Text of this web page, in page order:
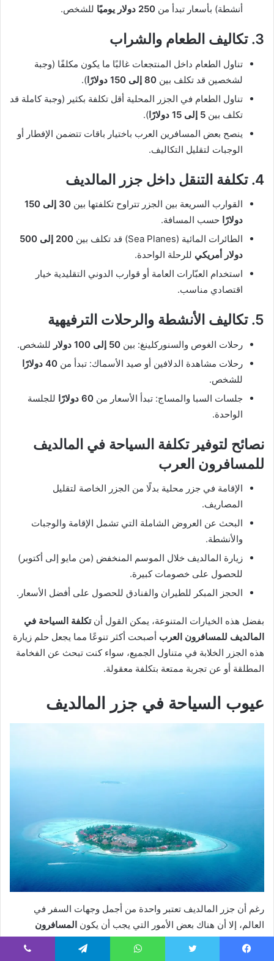
أنشطة) بأسعار تبدأ من 250 دولار يوميًا للشخص.
3. تكاليف الطعام والشراب
تناول الطعام داخل المنتجعات غالبًا ما يكون مكلفًا (وجبة
لشخصين قد تكلف بين 80 إلى 150 دولارًا
).
تناول الطعام في الجزر المحلية أقل تكلفة بكثير (وجبة كاملة قد
تكلف بين 5 إلى 15 دولارًا
).
ينصح بعض المسافرين العرب باختيار باقات تتضمن الإفطار أو
الوجبات لتقليل التكاليف.
4. تكلفة التنقل داخل جزر المالديف
القوارب السريعة بين الجزر تتراوح تكلفتها بين
30 إلى 150
دولارًا حسب المسافة.
الطائرات المائية (Sea Planes) قد تكلف بين
200 إلى 500
دولار أمريكي للرحلة الواحدة.
استخدام العبّارات العامة أو قوارب الدوني التقليدية خيار
اقتصادي مناسب.
5. تكاليف الأنشطة والرحلات الترفيهية
رحلات الغوص والسنوركلينغ: بين 50 إلى 100 دولار
للشخص.
رحلات مشاهدة الدلافين أو صيد الأسماك: تبدأ من 40 دولارًا
للشخص.
جلسات السبا والمساج: تبدأ الأسعار من 60 دولارًا
للجلسة
الواحدة.
نصائح لتوفير تكلفة السياحة في المالديف
للمسافرون العرب
الإقامة في جزر محلية بدلًا من الجزر الخاصة لتقليل
المصاريف.
البحث عن العروض الشاملة التي تشمل الإقامة والوجبات
والأنشطة.
زيارة المالديف خلال الموسم المنخفض (من مايو إلى أكتوبر)
للحصول على خصومات كبيرة.
الحجز المبكر للطيران والفنادق للحصول على أفضل الأسعار.
بفضل هذه الخيارات المتنوعة، يمكن القول أنتكلفة السياحة في
المالديف للمسافرون العرب أصبحت أكثر تنوعًا مما يجعل حلم زيارة
هذه الجزر الخلابة في متناول الجميع، سواء كنت تبحث عن الفخامة
المطلقة أو عن تجربة ممتعة بتكلفة معقولة.
عيوب السياحة في جزر المالديف
رغم أن جزر المالديف تعتبر واحدة من أجمل وجهات السفر في
العالم، إلا أن هناك بعض الأمور التي يجب أن يكون المسافرون
يساعد في التخطيط الأفضل للاستمتاع بعطلة خالية من المفاجآت.